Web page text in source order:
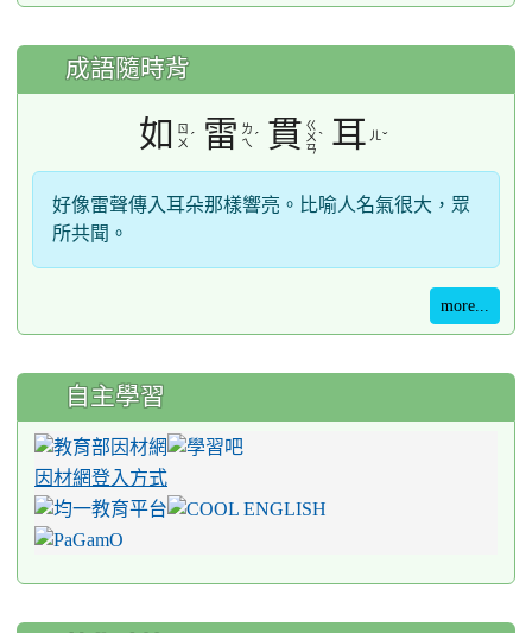
成語隨時背
如
ㄖ
ㄨ ˊ 雷 ㄌ
ㄟ ˊ 貫 ㄍ
ㄨ
ㄢ
ˋ 耳 ㄦ ˇ
好像雷聲傳入耳朵那樣響亮。比喻人名氣很大，眾
所共聞。
more...
自主學習
因材網登入方式